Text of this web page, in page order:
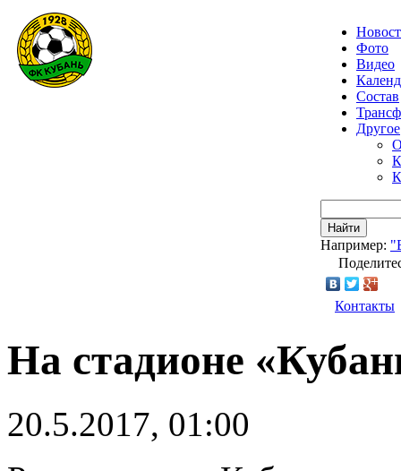
Фото
Видео
Состав
Другое
Найти
Например:
Контакты
На стадионе
20.5.2017, 01:00